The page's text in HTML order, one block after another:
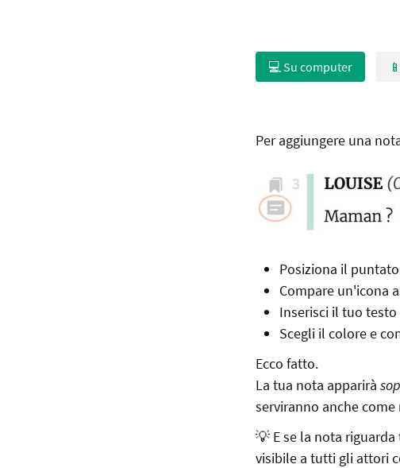
💻 Su computer
Per aggiungere una
Posiziona il
Compare un'icona
Inserisci il tuo testo
Scegli il colore e
Ecco fatto.
La tua nota apparirà
serviranno anche
💡 E se la nota
visibile a tutti gli attori